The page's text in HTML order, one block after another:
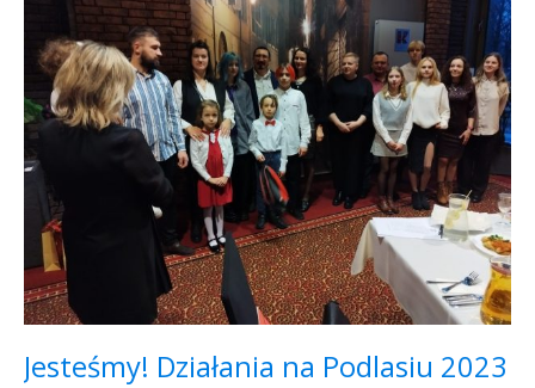
Jesteśmy! Działania na Podlasiu 2023
2023